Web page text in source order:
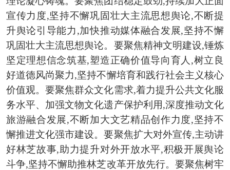
宣传力度,坚持不懈巩固壮大主流思想舆论,不断提
升舆论引导能力,加快推动媒体融合发展,坚持不懈
巩固壮大主流思想舆论。要聚焦精神文明建设,锤炼
坚定理想信念筑基,塑造正确价值导向育人,树立良
好道德风尚聚力,坚持不懈培育和践行社会主义核心
价值观。要聚焦群众文化需求,着力提升公共文化服
务水平、加强文物文化遗产保护利用,深度推动文化
旅游融合发展,不断加大文艺精品创作力度,坚持不
懈推进文化强市建设。要聚焦扩大对外宣传,主动讲
好林芝故事,助力提升对外开放水平,积极开展舆论
斗争,坚持不懈助推林芝改革开放先行。要聚焦树牢